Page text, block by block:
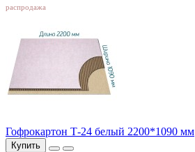
распродажа
Гофрокартон Т-24 белый 2200*1090 мм
Купить